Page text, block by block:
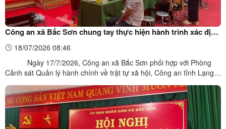
Công an xã Bắc Sơn chung tay thực hiện hành trình xác định
danh tính các anh hùng liệt sĩ
18/07/2026 08:46
Ngày 17/7/2026, Công an xã Bắc Sơn phối hợp với Phòng
Cảnh sát Quản lý hành chính về trật tự xã hội, Công an tỉnh Lạng
mẫu sinh phẩm ADN của thân nhân các liệt sĩ chưa xác định được
thông tin trên địa bàn các xã Bắc Sơn, Tân Tri ...